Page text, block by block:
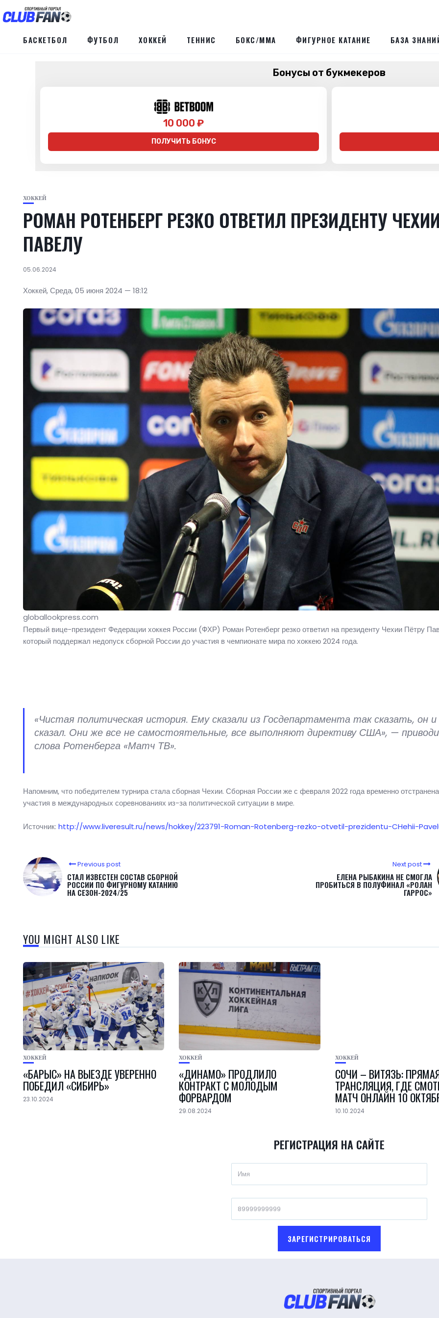
БАСКЕТБОЛ ФУТБОЛ ХОККЕЙ ТЕННИС БОКС/ММА ФИГУРНОЕ КАТАНИЕ БАЗА
Бонусы от букмекеров
10 000 ₽
ПОЛУЧИТЬ БОНУС
ХОККЕЙ
РОМАН РОТЕНБЕРГ РЕЗКО ОТВЕТИЛ ПРЕЗИДЕНТУ
ПАВЕЛУ
05.06.2024
Хоккей, Среда, 05 июня 2024 — 18:12
globallookpress.com
Первый вице-президент Федерации хоккея России (ФХР) Роман Ротенберг резко ответил на президенту Чехии Пётру
который поддержал недопуск сборной России до участия в чемпионате мира по хоккею 2024 года.
«Чистая политическая история. Ему сказали из Госдепартамента так сказать, он и
сказал. Они же все не самостоятельные, все выполняют директиву США», —
слова Ротенберга «Матч ТВ».
Напомним, что победителем турнира стала сборная Чехии. Сборная России же с февраля 2022 года временно
участия в международных соревнованиях из-за политической ситуации в мире.
Источник: http://www.liveresult.ru/news/hokkey/223791-Roman-Rotenberg-rezko-otvetil-prezidentu-CHehii-
Previous post
СТАЛ ИЗВЕСТЕН СОСТАВ СБОРНОЙ
РОССИИ ПО ФИГУРНОМУ КАТАНИЮ
НА СЕЗОН-2024/25
Next post
ЕЛЕНА РЫБАКИНА НЕ СМОГЛА
ПРОБИТЬСЯ В ПОЛУФИНАЛ «РОЛАН
ГАРРОС»
YOU MIGHT ALSO LIKE
ХОККЕЙ
«БАРЫС» НА ВЫЕЗДЕ УВЕРЕННО
ПОБЕДИЛ «СИБИРЬ»
23.10.2024
ХОККЕЙ
«ДИНАМО» ПРОДЛИЛО
КОНТРАКТ С МОЛОДЫМ
ФОРВАРДОМ
29.08.2024
ХОККЕЙ
СОЧИ – ВИТЯЗЬ:
ТРАНСЛЯЦИЯ, ГДЕ
МАТЧ ОНЛАЙН 10
10.10.2024
РЕГИСТРАЦИЯ НА САЙТЕ
ЗАРЕГИСТРИРОВАТЬСЯ